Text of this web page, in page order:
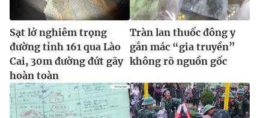
Sạt lở nghiêm trọng
đường tỉnh 161 qua Lào
Cai, 30m đường đứt gãy
hoàn toàn
Tràn lan thuốc đông y
gắn mác “gia truyền”
không rõ nguồn gốc